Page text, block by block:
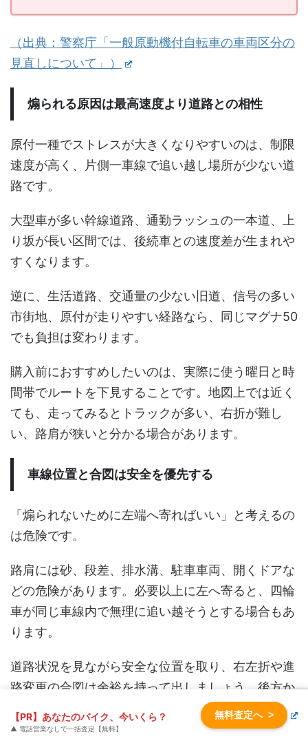
（出典：警察庁「一般原動機付自転車の車両区分の
見直しについて」）
煽られる原因は最高速度より道路との相性
原付一種でストレスが大きくなりやすいのは、制限
速度が高く、片側一車線で追い越し場所が少ない道
路です。
大型車が多い幹線道路、通勤ラッシュの一本道、上
り坂が長い区間では、後続車との速度差が生まれや
すくなります。
逆に、生活道路、交通量の少ない旧道、信号の多い
市街地、原付が走りやすい経路なら、同じマグナ50
でも負担は変わります。
購入前におすすめしたいのは、実際に使う曜日と時
間帯でルートを下見することです。地図上では近く
ても、走ってみるとトラックが多い、右折が難し
い、路肩が狭いと分かる場合があります。
車線位置と合図は安全を優先する
「煽られないために左端へ寄ればいい」と考えるの
は危険です。
路肩には砂、段差、排水溝、駐車車両、開くドアな
どの危険があります。必要以上に左へ寄ると、四輪
車が同じ車線内で無理に追い越そうとする場合もあ
ります。
道路状況を見ながら安全な位置を取り、右左折や進
路変更の合図は余裕を持って出しましょう。後方か
ら強い圧を感じた場合も、急加速や対抗行動は避
け、安全に停止または退避できる場所を選ぶことが
【PR】あなたのバイク、今いくら？
▲ 電話営業なしで一括査定【無料】
無料査定へ >